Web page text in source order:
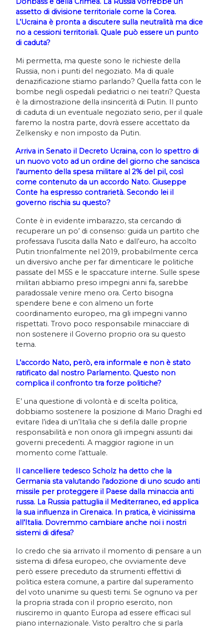
assetto di divisione territoriale come la Corea.
L’Ucraina è pronta a discutere sulla neutralità ma dice
no a cessioni territoriali. Quale può essere un punto
di caduta?
Mi permetta, ma queste sono le richieste della
Russia, non i punti del negoziato. Ma di quale
denazificazione stiamo parlando? Quella fatta con le
bombe negli ospedali pediatrici o nei teatri? Questa
è la dimostrazione della insincerità di Putin. Il punto
di caduta di un eventuale negoziato serio, per il quale
faremo la nostra parte, dovrà essere accettato da
Zelkensky e non imposto da Putin.
Arriva in Senato il Decreto Ucraina, con lo spettro di
un nuovo voto ad un ordine del giorno che sancisca
l’aumento della spesa militare al 2% del pil, così
come contenuto da un accordo Nato. Giuseppe
Conte ha espresso contrarietà. Secondo lei il
governo rischia su questo?
Conte è in evidente imbarazzo, sta cercando di
recuperare un po’ di consenso: guida un partito che
professava l’uscita dalla Nato e dall’euro, ha accolto
Putin trionfalmente nel 2019, probabilmente cerca
un diversivo anche per far dimenticare le politiche
passate del M5S e le spaccature interne. Sulle spese
militari abbiamo preso impegni anni fa, sarebbe
paradossale venire meno ora. Certo bisogna
spendere bene e con almeno un forte
coordinamento europeo, ma gli impegni vanno
rispettati. Trovo poco responsabile minacciare di
non sostenere il Governo proprio ora su questo
tema.
L’accordo Nato, però, era informale e non è stato
ratificato dal nostro Parlamento. Questo non
complica il confronto tra forze politiche?
E’ una questione di volontà e di scelta politica,
dobbiamo sostenere la posizione di Mario Draghi ed
evitare l’idea di un’Italia che si defila dalle proprie
responsabilità e non onora gli impegni assunti dai
governi precedenti. A maggior ragione in un
momento come l’attuale.
Il cancelliere tedesco Scholz ha detto che la
Germania sta valutando l’adozione di uno scudo anti
missile per proteggere il Paese dalla minaccia anti
russa. La Russia pattuglia il Mediterraneo, ed applica
la sua influenza in Cirenaica. In pratica, è vicinissima
all’Italia. Dovremmo cambiare anche noi i nostri
sistemi di difesa?
Io credo che sia arrivato il momento di pensare a un
sistema di difesa europeo, che ovviamente deve
però essere preceduto da strumenti effettivi di
politica estera comune, a partire dal superamento
del voto unanime su questi temi. Se ognuno va per
la propria strada con il proprio esercito, non
riusciremo in quanto Europa ad essere efficaci sul
piano internazionale. Visto peraltro che si parla